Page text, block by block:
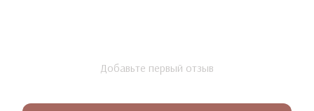
Добавьте первый отзыв